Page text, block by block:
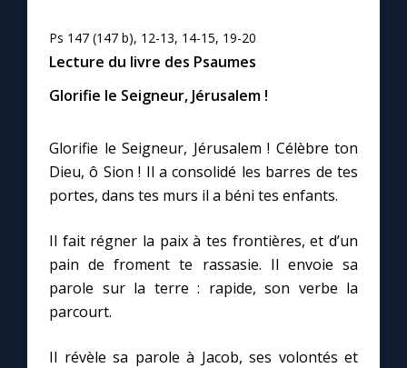
Marie de Nazareth
Ps 147 (147 b), 12-13, 14-15, 19-20
Lecture du livre des Psaumes
Glorifie le Seigneur, Jérusalem !
Glorifie le Seigneur, Jérusalem ! Célèbre ton
Dieu, ô Sion ! Il a consolidé les barres de tes
portes, dans tes murs il a béni tes enfants.
Il fait régner la paix à tes frontières, et d’un
pain de froment te rassasie. Il envoie sa
parole sur la terre : rapide, son verbe la
parcourt.
Il révèle sa parole à Jacob, ses volontés et